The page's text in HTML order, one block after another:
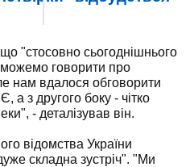
"стосовно сьогоднішнього
говорити про
нам вдалося обговорити
а з другого боку - чітко
- деталізував він.
відомства України
складна зустріч". "Ми